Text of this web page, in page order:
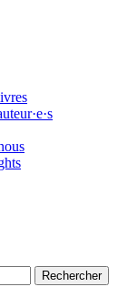
Rechercher